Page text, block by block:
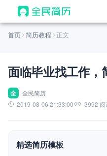
首页
AI 生成简历
AI 优化简历
AI 翻译简历
AI 模拟面试
首页 简历教程 正文
面临毕业找工作，
全
全民简历
2019-08-06 21:33:00
3992 阅
精选简历模板